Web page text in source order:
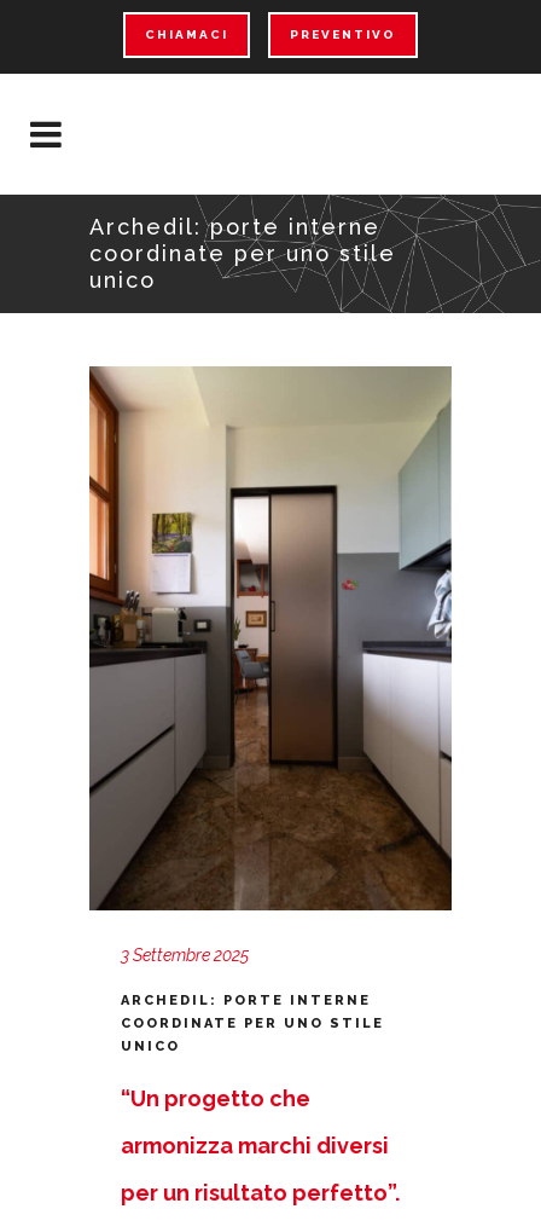
CHIAMACI PREVENTIVO
Archedil: porte interne
coordinate per uno stile
unico
3 Settembre 2025
ARCHEDIL: PORTE INTERNE
COORDINATE PER UNO STILE
UNICO
“Un progetto che
armonizza marchi diversi
per un risultato perfetto”.